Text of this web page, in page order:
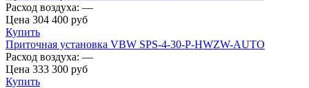
Расход воздуха: —
Цена 304 400 руб
Купить
Приточная установка VBW SPS-4-30-P-HWZW-AUTO
Расход воздуха: —
Цена 333 300 руб
Купить